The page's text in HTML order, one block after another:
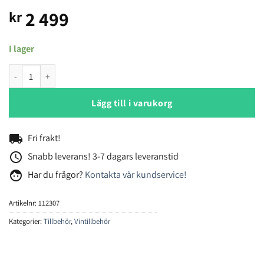
kr2 499
I lager
Coravin Pivot® mängd
Lägg till i varukorg
local_shipping Fri frakt!
access_time Snabb leverans! 3-7 dagars leveranstid
face Har du frågor? Kontakta vår kundservice!
Artikelnr:112307
Kategorier:Tillbehör,Vintillbehör